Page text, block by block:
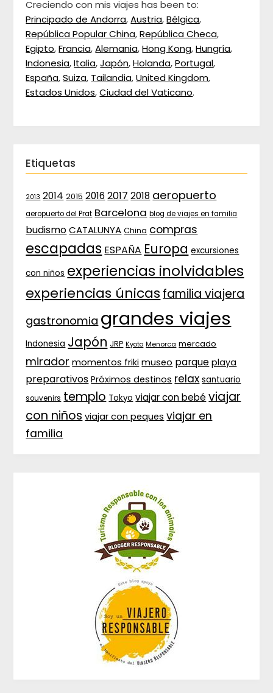
Creciendo con mis viajes has been to:
Principado de Andorra,Austria,Bélgica,
República Popular China,República Checa,
Egipto,Francia,Alemania,Hong Kong,Hungría,
Indonesia,Italia,Japón,Holanda,Portugal,
España,Suiza, Tailandia,United Kingdom,
Estados Unidos,Ciudad del Vaticano.
Etiquetas
2013 2014 2015 2016 2017 2018 aeropuerto
aeropuerto del Prat Barcelona blog de viajes en familia
budismo CATALUNYA China compras
escapadas ESPAÑA Europa excursiones
con niños experiencias inolvidables
experiencias únicas familia viajera
gastronomia grandes viajes
Indonesia Japón JRP Kyoto Menorca mercado
mirador momentos friki museo parque playa
preparativos Próximos destinos relax santuario
souvenirs templo Tokyo viajar con bebé viajar
con niños viajar con peques viajar en
familia